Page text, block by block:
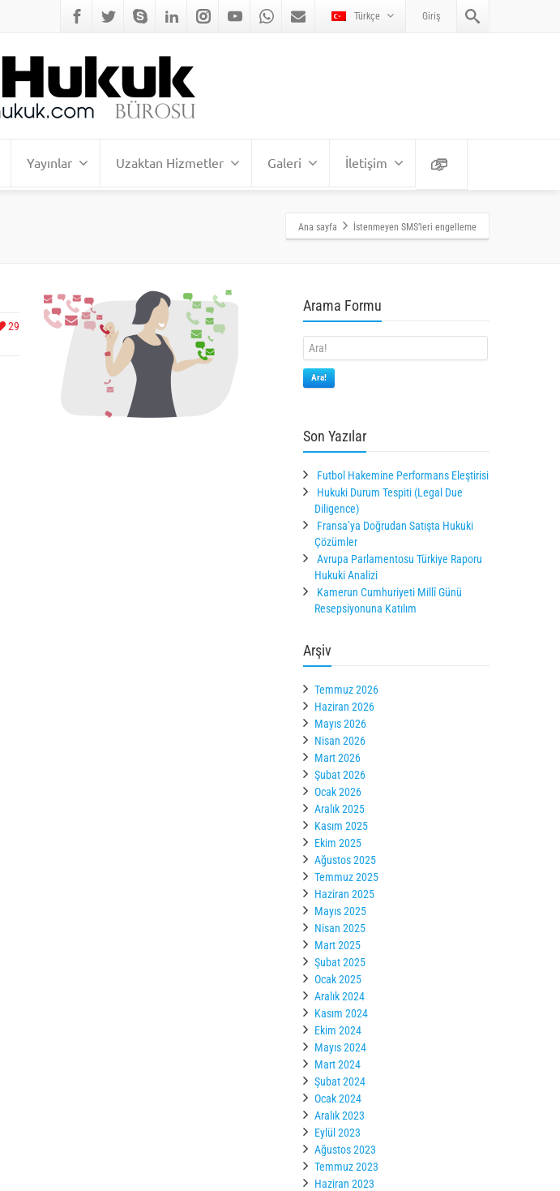
Türkçe Giriş
Yayınlar Uzaktan Hizmetler Galeri İletişim
Ana sayfa İstenmeyen SMS’leri engelleme
29
Arama Formu
Ara!
Son Yazılar
Futbol Hakemine Performans Eleştirisi
Hukuki Durum Tespiti (Legal Due
Diligence)
Fransa’ya Doğrudan Satışta Hukuki
Çözümler
Avrupa Parlamentosu Türkiye Raporu
Hukuki Analizi
Kamerun Cumhuriyeti Millî Günü
Resepsiyonuna Katılım
Arşiv
Temmuz 2026
Haziran 2026
Mayıs 2026
Nisan 2026
Mart 2026
Şubat 2026
Ocak 2026
Aralık 2025
Kasım 2025
Ekim 2025
Ağustos 2025
Temmuz 2025
Haziran 2025
Mayıs 2025
Nisan 2025
Mart 2025
Şubat 2025
Ocak 2025
Aralık 2024
Kasım 2024
Ekim 2024
Mayıs 2024
Mart 2024
Şubat 2024
Ocak 2024
Aralık 2023
Eylül 2023
Ağustos 2023
Temmuz 2023
Haziran 2023